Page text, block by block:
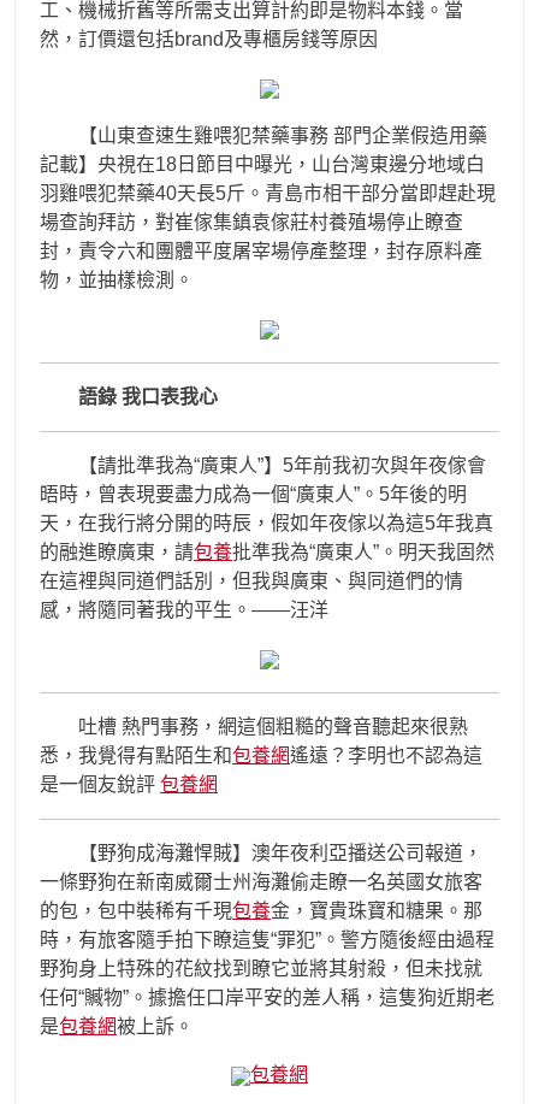
工、機械折舊等所需支出算計約即是物料本錢。當
然，訂價還包括brand及專櫃房錢等原因
【山東查速生雞喂犯禁藥事務 部門企業假造用藥
記載】央視在18日節目中曝光，山台灣東邊分地域白
羽雞喂犯禁藥40天長5斤。青島市相干部分當即趕赴現
場查詢拜訪，對崔傢集鎮袁傢莊村養殖場停止瞭查
封，責令六和團體平度屠宰場停產整理，封存原料產
物，並抽樣檢測。
語錄 我口表我心
【請批準我為“廣東人”】5年前我初次與年夜傢會
晤時，曾表現要盡力成為一個“廣東人”。5年後的明
天，在我行將分開的時辰，假如年夜傢以為這5年我真
的融進瞭廣東，請包養批準我為“廣東人”。明天我固然
在這裡與同道們話別，但我與廣東、與同道們的情
感，將隨同著我的平生。——汪洋
吐槽 熱門事務，網這個粗糙的聲音聽起來很熟
悉，我覺得有點陌生和包養網遙遠？李明也不認為這
是一個友銳評 包養網
【野狗成海灘悍賊】澳年夜利亞播送公司報道，
一條野狗在新南威爾士州海灘偷走瞭一名英國女旅客
的包，包中裝稀有千現包養金，寶貴珠寶和糖果。那
時，有旅客隨手拍下瞭這隻“罪犯”。警方隨後經由過程
野狗身上特殊的花紋找到瞭它並將其射殺，但未找就
任何“贓物”。據擔任口岸平安的差人稱，這隻狗近期老
是包養網被上訴。
包養網